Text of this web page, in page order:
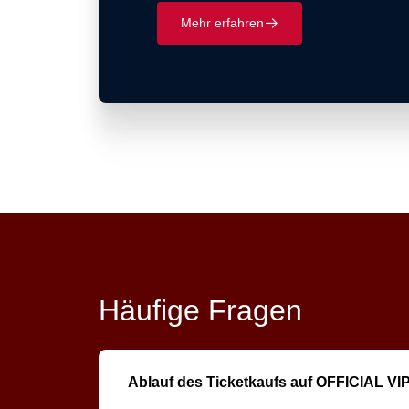
Mehr erfahren􀄫
Häufige Fragen
Ablauf des Ticketkaufs auf OFFICIAL